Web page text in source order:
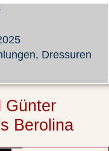
, Dressuren
Günter
Berolina